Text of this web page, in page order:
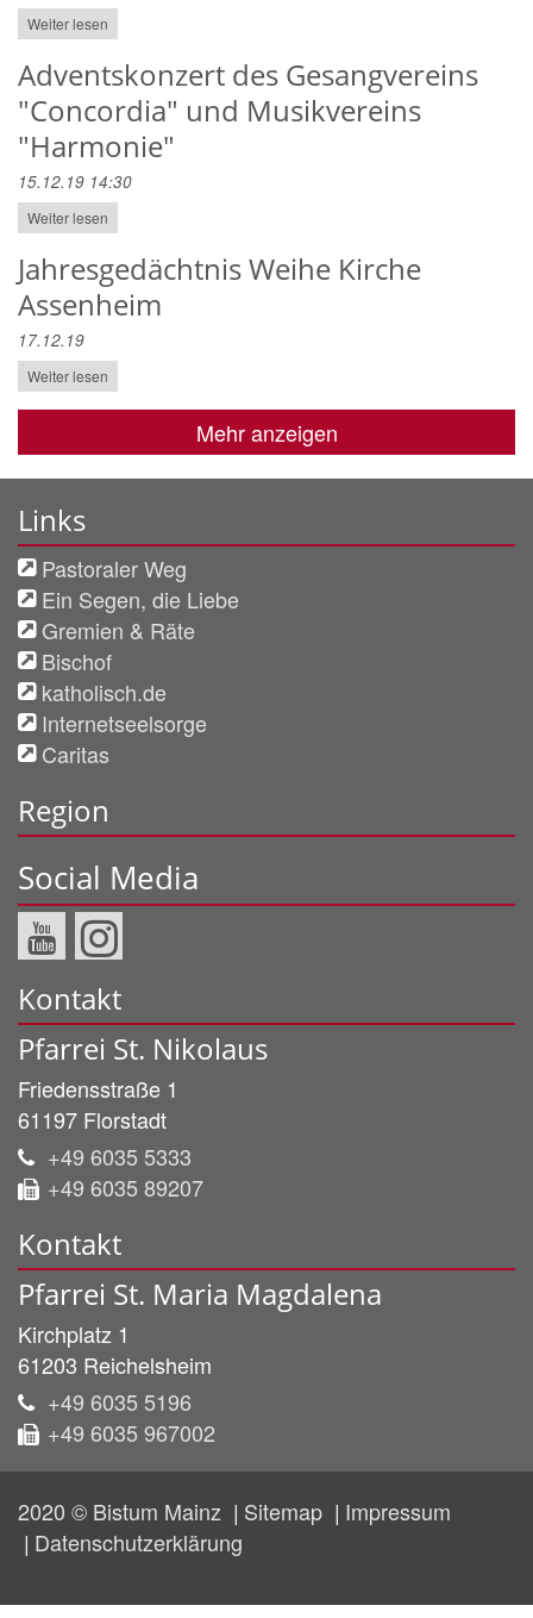
Weiter lesen
Adventskonzert des Gesangvereins
"Concordia" und Musikvereins
"Harmonie"
15.12.19 14:30
Weiter lesen
Jahresgedächtnis Weihe Kirche
Assenheim
17.12.19
Weiter lesen
Mehr anzeigen
Links
Pastoraler Weg
Ein Segen, die Liebe
Gremien & Räte
Bischof
katholisch.de
Internetseelsorge
Caritas
Region
Social Media
Kontakt
Pfarrei St. Nikolaus
Friedensstraße 1
61197 Florstadt
+49 6035 5333
+49 6035 89207
Kontakt
Pfarrei St. Maria Magdalena
Kirchplatz 1
61203 Reichelsheim
+49 6035 5196
+49 6035 967002
2020 © Bistum Mainz Sitemap
Impressum
Datenschutzerklärung